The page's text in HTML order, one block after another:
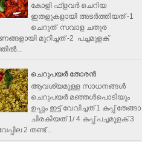
കോളി ഫ്ളവര്‍ ചെറിയ
ഇതളുകളായി അടര്‍ത്തിയത് -1
ചെറുത് സവാള ചതുര
മുറിച്ചത് -2 പച്ചമുളക്
ചെറുപയർ തോരൻ
ആവശ്യമുള്ള സാധനങ്ങൾ
ചെറുപയർ മഞ്ഞൾപൊടിയും
ഉപ്പും ഇട്ട് വേവിച്ചത് 1 കപ്പ് തേങ്ങാ
ചിരകിയത് 1/ 4 കപ്പ് പച്ചമുളക് 3
2 തണ്ട്...